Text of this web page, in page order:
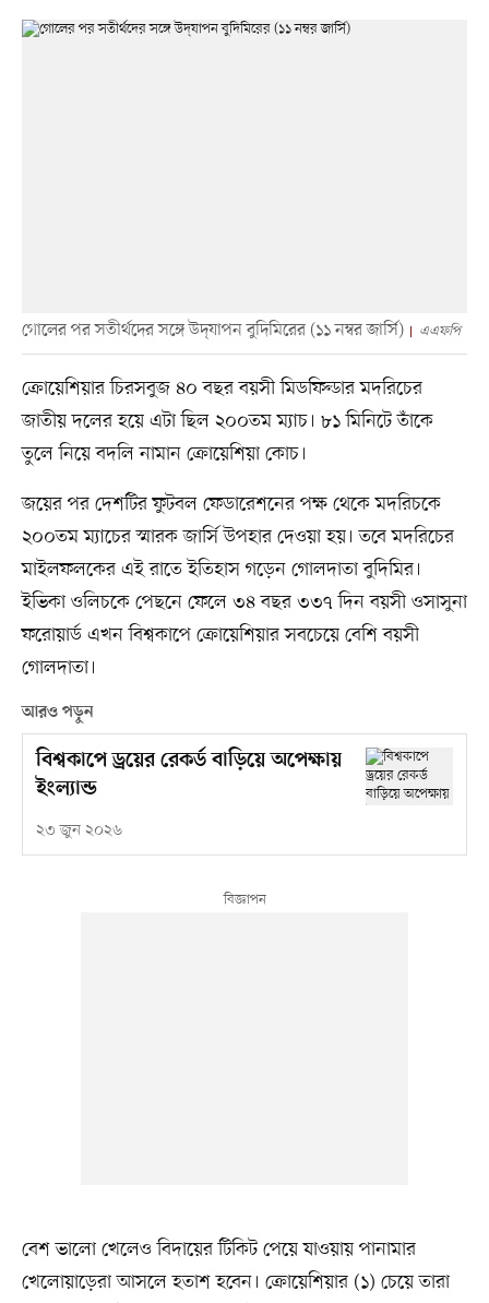
গোলের পর সতীর্থদের সঙ্গে উদ্‌যাপন বুদিমিরের (১১ নম্বর জার্সি) এএফপি
ক্রোয়েশিয়ার চিরসবুজ ৪০ বছর বয়সী মিডফিল্ডার মদরিচের
জাতীয় দলের হয়ে এটা ছিল ২০০তম ম্যাচ। ৮১ মিনিটে তাঁকে
তুলে নিয়ে বদলি নামান ক্রোয়েশিয়া কোচ।
জয়ের পর দেশটির ফুটবল ফেডারেশনের পক্ষ থেকে মদরিচকে
২০০তম ম্যাচের স্মারক জার্সি উপহার দেওয়া হয়। তবে মদরিচের
মাইলফলকের এই রাতে ইতিহাস গড়েন গোলদাতা বুদিমির।
ইভিকা ওলিচকে পেছনে ফেলে ৩৪ বছর ৩৩৭ দিন বয়সী ওসাসুনা
ফরোয়ার্ড এখন বিশ্বকাপে ক্রোয়েশিয়ার সবচেয়ে বেশি বয়সী
গোলদাতা।
আরও পড়ুন
বিশ্বকাপে ড্রয়ের রেকর্ড বাড়িয়ে অপেক্ষায়
ইংল্যান্ড
২৩ জুন ২০২৬
বেশ ভালো খেলেও বিদায়ের টিকিট পেয়ে যাওয়ায় পানামার
খেলোয়াড়েরা আসলে হতাশ হবেন। ক্রোয়েশিয়ার (১) চেয়ে তারা